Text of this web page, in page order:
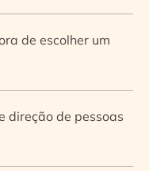
de escolher um
direção de pessoas